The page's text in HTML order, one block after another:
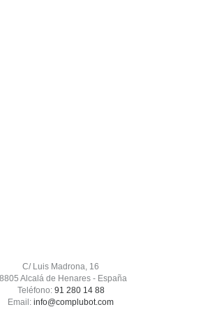
C/ Luis Madrona, 16
Alcalá de Henares - España
Teléfono: 91 280 14 88
Email: info@complubot.com